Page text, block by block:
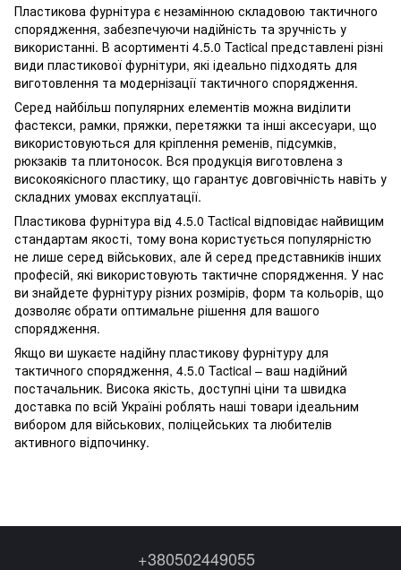
Пластикова фурнітура є незамінною складовою тактичного
спорядження, забезпечуючи надійність та зручність у
використанні. В асортименті 4.5.0 Tactical представлені різні
види пластикової фурнітури, які ідеально підходять для
виготовлення та модернізації тактичного спорядження.
Серед найбільш популярних елементів можна виділити
фастекси, рамки, пряжки, перетяжки та інші аксесуари, що
використовуються для кріплення ременів, підсумків,
рюкзаків та плитоносок. Вся продукція виготовлена з
високоякісного пластику, що гарантує довговічність навіть у
складних умовах експлуатації.
Пластикова фурнітура від 4.5.0 Tactical відповідає найвищим
стандартам якості, тому вона користується популярністю
не лише серед військових, але й серед представників інших
професій, які використовують тактичне спорядження. У нас
ви знайдете фурнітуру різних розмірів, форм та кольорів, що
дозволяє обрати оптимальне рішення для вашого
спорядження.
Якщо ви шукаєте надійну пластикову фурнітуру для
тактичного спорядження, 4.5.0 Tactical – ваш надійний
постачальник. Висока якість, доступні ціни та швидка
доставка по всій Україні роблять наші товари ідеальним
вибором для військових, поліцейських та любителів
активного відпочинку.
+380502449055